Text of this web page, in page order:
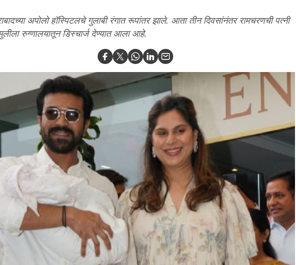
अपोलो हॉस्पिटलचे गुलाबी रंगात रूपांतर झाले. आता तीन दिवसांनंतर रामचरणची पत्नी
रुग्णालयातून डिस्चार्ज देण्यात आला आहे.